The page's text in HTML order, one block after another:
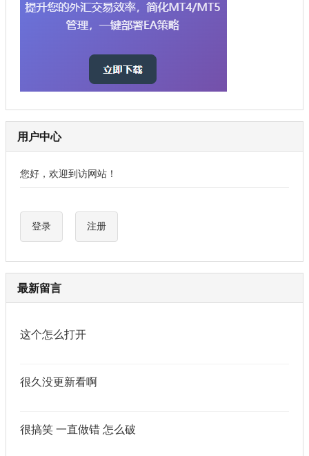
用户中心
您好，欢迎到访网站！
登录 注册
最新留言
这个怎么打开
很久没更新看啊
很搞笑 一直做错 怎么破